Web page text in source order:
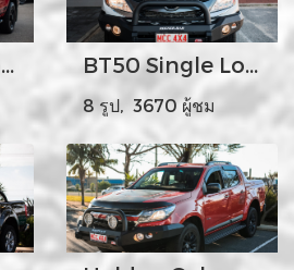
BT50 Single Loop BT50 Single Loop
8 รูป, 3670 ผู้ชม